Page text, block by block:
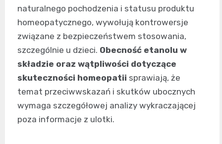
naturalnego pochodzenia i statusu produktu
homeopatycznego, wywołują kontrowersje
związane z bezpieczeństwem stosowania,
szczególnie u dzieci. Obecność etanolu w
składzie oraz wątpliwości dotyczące
skuteczności homeopatii sprawiają, że
temat przeciwwskazań i skutków ubocznych
wymaga szczegółowej analizy wykraczającej
poza informacje z ulotki.